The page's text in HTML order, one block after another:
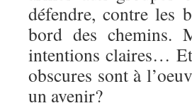
défendre, contre les
bord des chemins.
intentions claires… Et
obscures sont à
un avenir?